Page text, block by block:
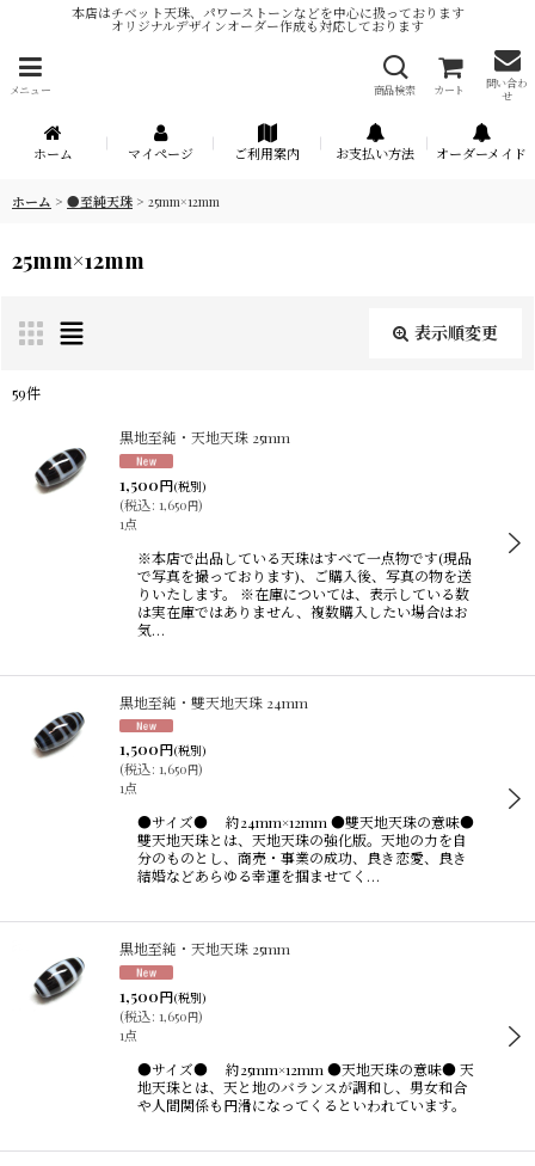
本店はチベット天珠、パワーストーンなどを中心に扱っております
オリジナルデザインオーダー作成も対応しております
メニュー 商品検索 カート
問い合わ
せ
ホーム マイページ ご利用案内 お支払い方法 オーダーメイド
ホーム > ●至純天珠 > 25mm×12mm
25mm×12mm
表示順変更
在庫あり
絞り込む
59件
黒地至純・天地天珠 25mm
1,500円(税別)
(税込: 1,650円)
1点
※本店で出品している天珠はすべて一点物です(現品
で写真を撮っております)、ご購入後、写真の物を送
りいたします。 ※在庫については、表示している数
は実在庫ではありません、複数購入したい場合はお
気…
黒地至純・雙天地天珠 24mm
1,500円(税別)
(税込: 1,650円)
1点
●サイズ● 約24mm×12mm ●雙天地天珠の意味●
雙天地天珠とは、天地天珠の強化版。天地の力を自
分のものとし、商売・事業の成功、良き恋愛、良き
結婚などあらゆる幸運を掴ませてく…
黒地至純・天地天珠 25mm
1,500円(税別)
(税込: 1,650円)
1点
●サイズ● 約25mm×12mm ●天地天珠の意味● 天
地天珠とは、天と地のバランスが調和し、男女和合
や人間関係も円滑になってくるといわれています。